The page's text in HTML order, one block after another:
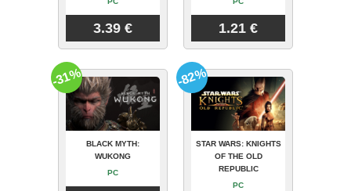
3.39 € 1.21 €
BLACK MYTH:
WUKONG
PC
-31%
STAR WARS: KNIGHTS
OF THE OLD
REPUBLIC
PC
-82%